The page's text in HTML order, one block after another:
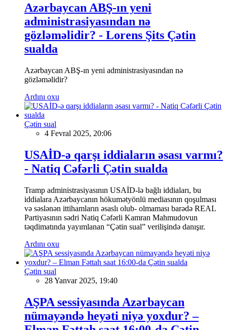
Azərbaycan ABŞ-ın yeni
administrasiyasından nə
gözləməlidir? - Lorens Şits Çətin
sualda
Azərbaycan ABŞ-ın yeni administrasiyasından nə
gözləməlidir?
Ardını oxu
Çətin sual
4 Fevral 2025, 20:06
USAİD-ə qarşı iddiaların əsası varmı?
- Natiq Cəfərli Çətin sualda
Tramp administrasiyasının USAİD-lə bağlı iddiaları, bu
iddialara Azərbaycanın hökumətyönlü mediasının qoşulması
və səslənən ittihamların əsaslı olub- olmaması barədə REAL
Partiyasının sədri Natiq Cəfərli Kamran Mahmudovun
təqdimatında yayımlanan “Çətin sual” verilişində danışır.
Ardını oxu
Çətin sual
28 Yanvar 2025, 19:40
AŞPA sessiyasında Azərbaycan
nümayəndə heyəti niyə yoxdur? –